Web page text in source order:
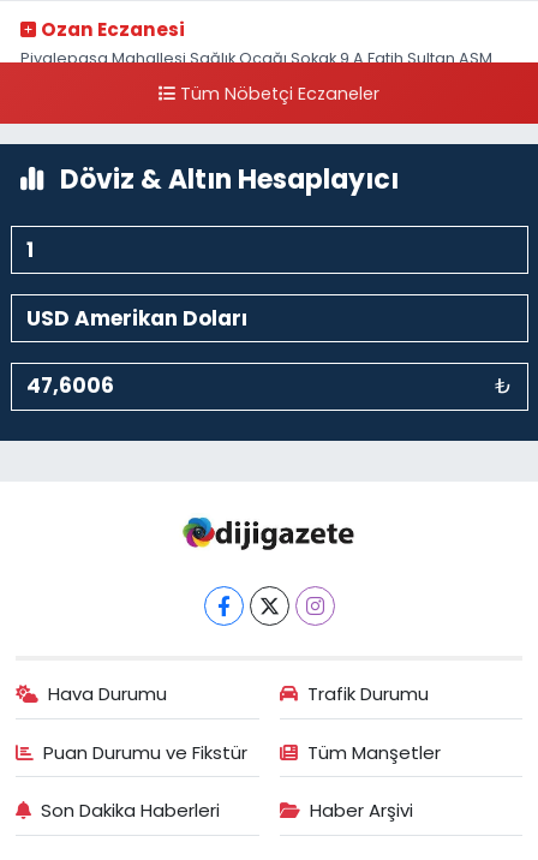
Ozan Eczanesi
Piyalepaşa Mahallesi Sağlık Ocağı Sokak 9 A Fatih Sultan ASM
Tüm Nöbetçi Eczaneler
Döviz & Altın Hesaplayıcı
₺
Hava Durumu Trafik Durumu
Puan Durumu ve Fikstür Tüm Manşetler
Son Dakika Haberleri Haber Arşivi